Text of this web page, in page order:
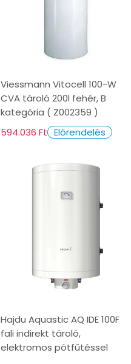
Viessmann Vitocell 100-W
CVA tároló 200l fehér, B
kategória ( Z002359 )
594.036 Ft Előrendelés
Hajdu Aquastic AQ IDE 100F
fali indirekt tároló,
elektromos pótfűtéssel